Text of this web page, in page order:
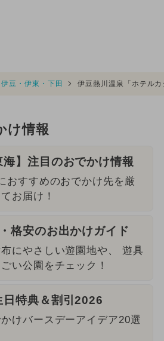
伊豆・伊東・下田 伊豆熱川温泉「ホテル
け情報
海】注目のおでかけ情報
おすすめのおでかけ先を厳
お届け！
格安のお出かけガイド
にやさしい遊園地や、 遊具
い公園をチェック！
日特典＆割引2026
けバースデーアイデア20選